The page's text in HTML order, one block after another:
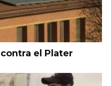
contra el Plater